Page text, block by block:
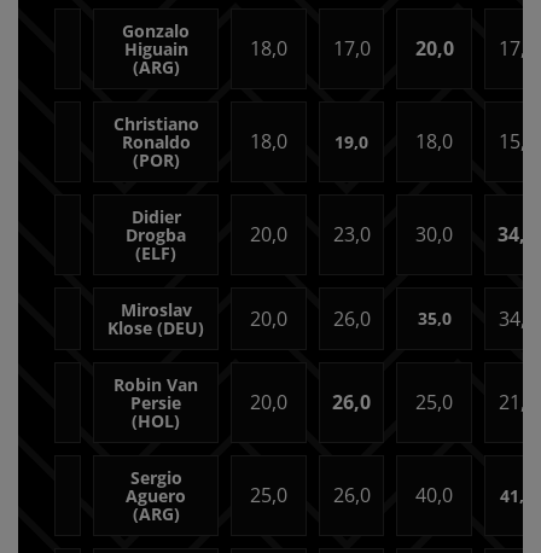
Gonzalo
Higuain
(ARG)
18,0 17,0 20,0 17,0
Christiano
Ronaldo
(POR)
18,0 19,0 18,0 15,0
Didier
Drogba
(ELF)
20,0 23,0 30,0 34,0
Miroslav
Klose (DEU) 20,0 26,0 35,0 34,0
Robin Van
Persie
(HOL)
20,0 26,0 25,0 21,0
Sergio
Aguero
(ARG)
25,0 26,0 40,0 41,0